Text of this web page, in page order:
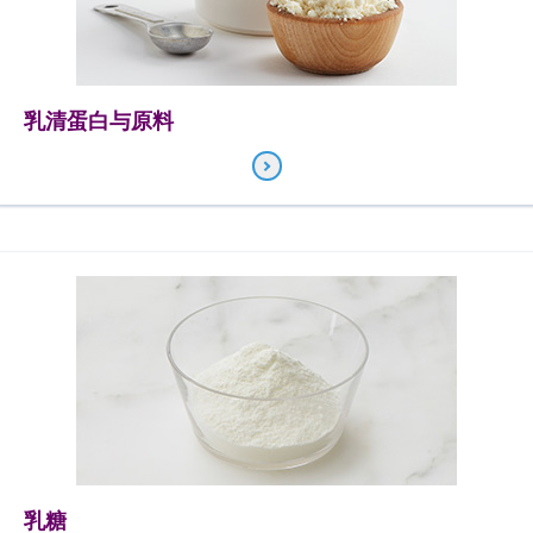
乳清蛋白与原料
乳糖